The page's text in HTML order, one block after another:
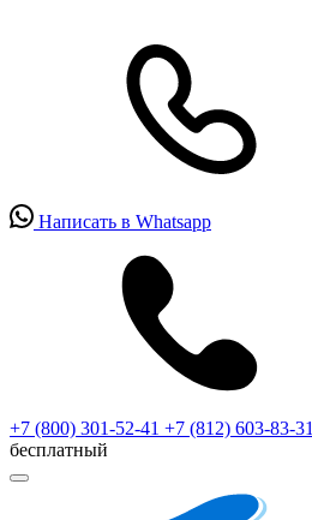
Написать в Whatsapp
+7 (800) 301-52-41 +7 (812) 603-83-31
бесплатный